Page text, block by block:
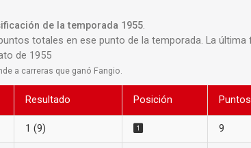
de la temporada 1955.
totales en ese punto de la temporada. La última
de 1955
a carreras que ganó Fangio.
Resultado Posición Puntos
1 (9) 9